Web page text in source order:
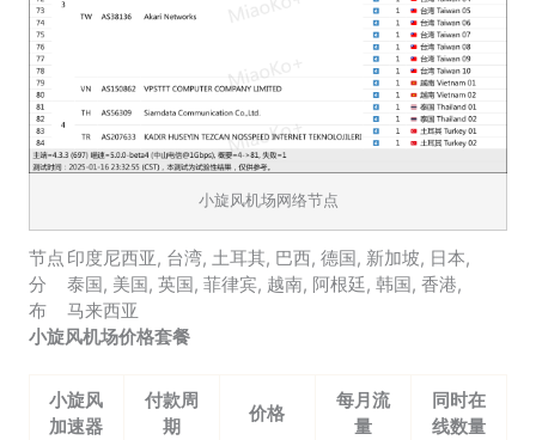
小旋风机场网络节点
节点
分
布
印度尼西亚, 台湾, 土耳其, 巴西, 德国 , 新加坡, 日本,
泰国 , 美国 , 英国 , 菲律宾, 越南, 阿根廷, 韩国 , 香港,
马来西亚
小旋风机场价格套餐
小旋风
加速器
付款周
期
价格
每月流
量
同时在
线数量